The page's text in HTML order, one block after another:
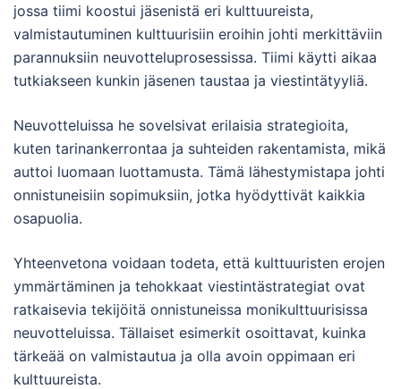
jossa tiimi koostui jäsenistä eri kulttuureista,
valmistautuminen kulttuurisiin eroihin johti merkittäviin
parannuksiin neuvotteluprosessissa. Tiimi käytti aikaa
tutkiakseen kunkin jäsenen taustaa ja viestintätyyliä.
Neuvotteluissa he sovelsivat erilaisia strategioita,
kuten tarinankerrontaa ja suhteiden rakentamista, mikä
auttoi luomaan luottamusta. Tämä lähestymistapa johti
onnistuneisiin sopimuksiin, jotka hyödyttivät kaikkia
osapuolia.
Yhteenvetona voidaan todeta, että kulttuuristen erojen
ymmärtäminen ja tehokkaat viestintästrategiat ovat
ratkaisevia tekijöitä onnistuneissa monikulttuurisissa
neuvotteluissa. Tällaiset esimerkit osoittavat, kuinka
tärkeää on valmistautua ja olla avoin oppimaan eri
kulttuureista.